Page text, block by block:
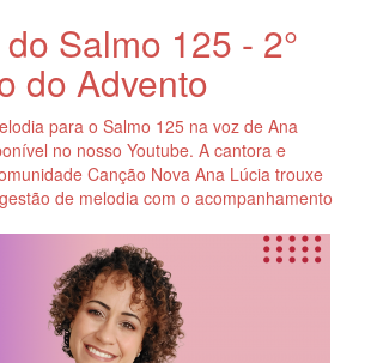
Salmo 125 - 2°
do Advento
para o Salmo 125 na voz de Ana
no nosso Youtube. A cantora e
Canção Nova Ana Lúcia trouxe
de melodia com o acompanhamento